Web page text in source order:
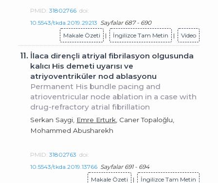
PMID:31802766 doi:
10.5543/tkda.2019.29213 Sayfalar 687 - 690
Makale Özeti
| İngilizce Tam Metin | Video
11. İlaca dirençli atriyal fibrilasyon olgusunda
kalıcı His demeti uyarısı ve
atriyoventriküler nod ablasyonu
Permanent His bundle pacing and
atrioventricular node ablation in a case with
drug-refractory atrial fibrillation
Serkan Saygi, Emre Erturk , Caner Topaloğlu,
Mohammed Abusharekh
PMID:31802763 doi:
10.5543/tkda.2019.13766 Sayfalar 691 - 694
Makale Özeti
| İngilizce Tam Metin